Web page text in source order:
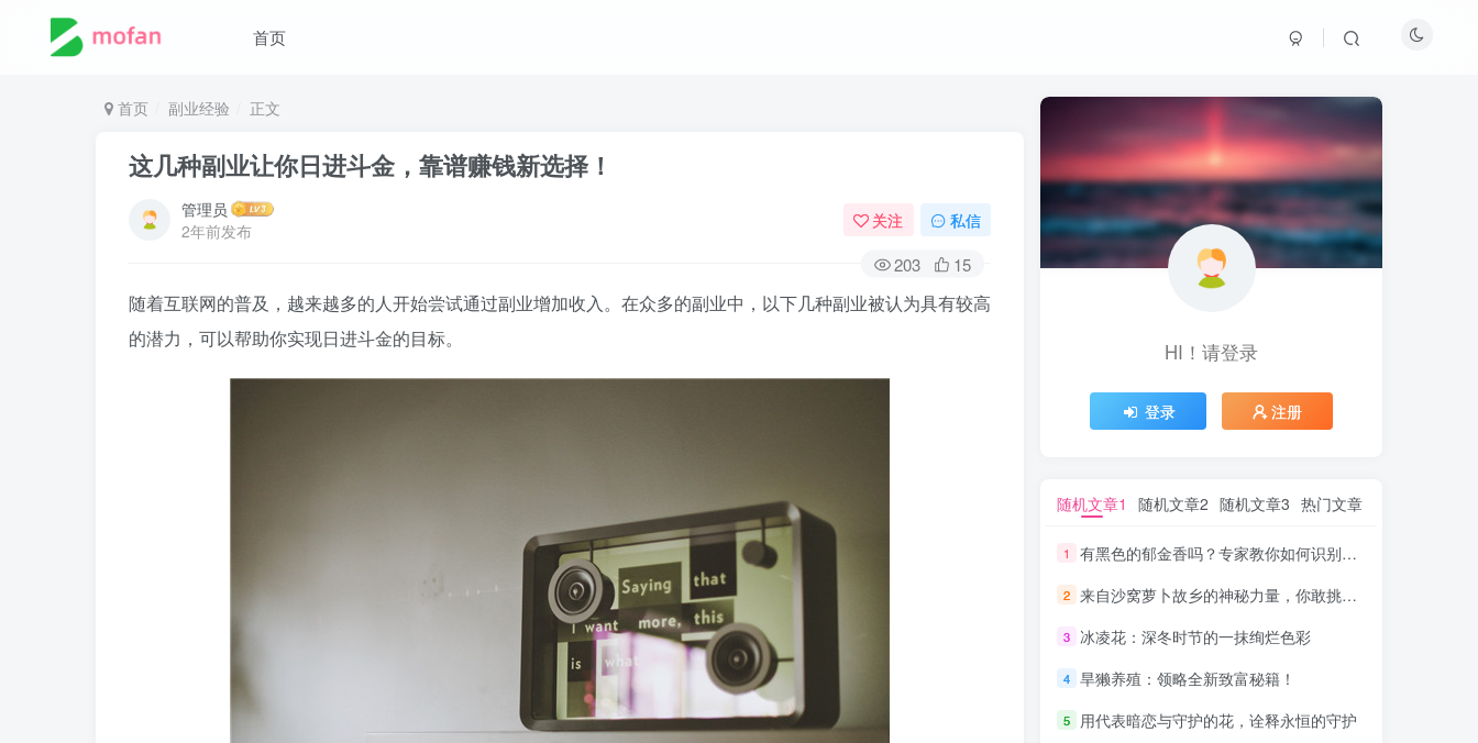
首页
首页 副业经验 正文
这几种副业让你日进斗金，靠谱赚钱新选择！
管理员
2年前发布
关注 私信
203 15
随着互联网的普及，越来越多的人开始尝试通过副业增加收入。在众多的副业中，以下几种副业被认为具有较高
的潜力，可以帮助你实现日进斗金的目标。
HI！请登录
登录 注册
随机文章1 随机文章2 随机文章3 热门文章
1 有黑色的郁金香吗？专家教你如何识别真伪
2 来自沙窝萝卜故乡的神秘力量，你敢挑战正宗口味吗？
3 冰凌花：深冬时节的一抹绚烂色彩
4 旱獭养殖：领略全新致富秘籍！
5 用代表暗恋与守护的花，诠释永恒的守护
HI！请登录
登录 注册
随机文章1 随机文章2 随机文章3 热门文章
1 有黑色的郁金香吗？专家教你如何识别真伪
2 来自沙窝萝卜故乡的神秘力量，你敢挑战正宗口味吗？
3 冰凌花：深冬时节的一抹绚烂色彩
4 旱獭养殖：领略全新致富秘籍！
5 用代表暗恋与守护的花，诠释永恒的守护